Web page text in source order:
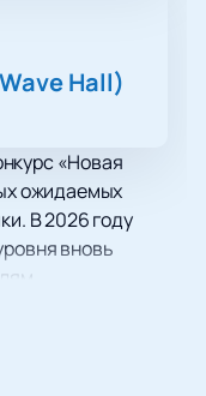
Hall)
«Новая
ожидаемых
В 2026 году
вновь